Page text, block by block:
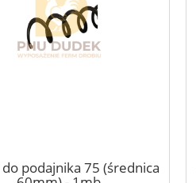
do podajnika 75 (średnica